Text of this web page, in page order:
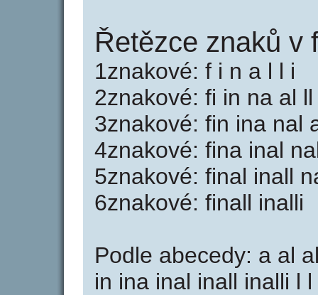
Řetězce znaků v
1znakové: f i n a l l i
2znakové: fi in na al ll
3znakové: fin ina nal
4znakové: fina inal
5znakové: final inall
6znakové: finall inalli
Podle abecedy: a al
in ina inal inall inalli l